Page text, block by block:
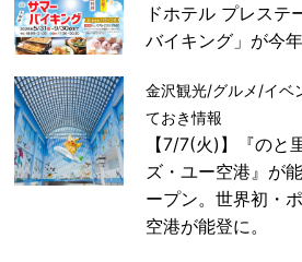
ドホテル プレステ
バイキング」が今
金沢観光/グルメ/イベ
ておき情報
【7/7(火)】『のと
ズ・ユー空港』が
ープン。世界初・
空港が能登に。